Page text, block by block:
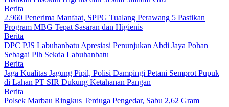
Berita
2.960 Penerima Manfaat, SPPG Tualang Perawang 5 Pastikan
Program MBG Tepat Sasaran dan Higienis
Berita
DPC PJS Labuhanbatu Apresiasi Penunjukan Abdi Jaya Pohan
Sebagai Plh Sekda Labuhanbatu
Berita
Jaga Kualitas Jagung Pipil, Polisi Dampingi Petani Semprot Pupuk
di Lahan PT SIR Dukung Ketahanan Pangan
Berita
Polsek Marbau Ringkus Terduga Pengedar, Sabu 2,62 Gram